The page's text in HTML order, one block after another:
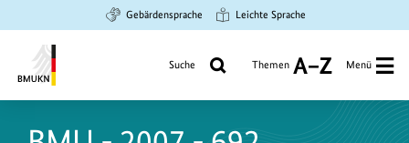
Hauptinhalt
springen
Suche
springen
Hauptnavigation
springen
Gebärdensprache Leichte Sprache
Umwelt,
Suche Themen
A
Z
Menü